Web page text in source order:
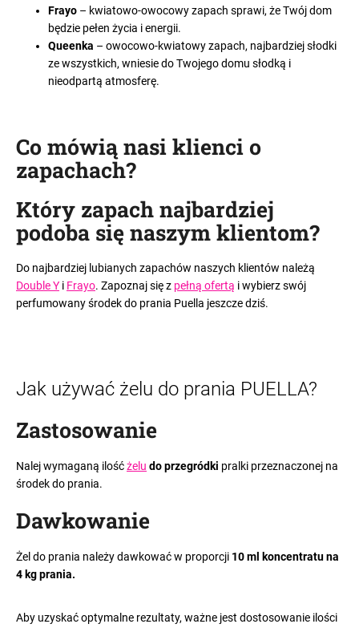
Frayo – kwiatowo-owocowy zapach sprawi, że Twój dom
będzie pełen życia i energii.
Queenka – owocowo-kwiatowy zapach, najbardziej słodki
ze wszystkich, wniesie do Twojego domu słodką i
nieodpartą atmosferę.
Co mówią nasi klienci o
zapachach?
Który zapach najbardziej
podoba się naszym klientom?
Do najbardziej lubianych zapachów naszych klientów należą
Double Y i Frayo. Zapoznaj się z pełną ofertą i wybierz swój
perfumowany środek do prania Puella jeszcze dziś.
Jak używać żelu do prania PUELLA?
Zastosowanie
Nalej wymaganą ilośćżelu do przegródki pralki przeznaczonej na
środek do prania.
Dawkowanie
Żel do prania należy dawkować w proporcji 10 ml koncentratu na
4 kg prania.
Aby uzyskać optymalne rezultaty, ważne jest dostosowanie ilości